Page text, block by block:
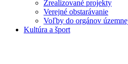
Zrealizované projekty
Verejné obstarávanie
Voľby do orgánov
Kultúra a šport